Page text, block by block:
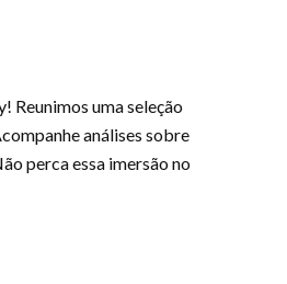
Reunimos uma seleção
análises sobre
perca essa imersão no